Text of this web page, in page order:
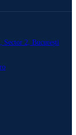
Sector 2, București